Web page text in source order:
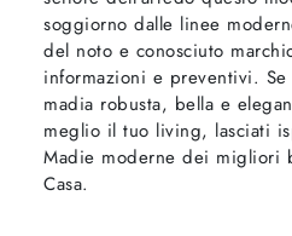
soggiorno dalle linee
del noto e conosciuto
informazioni e preventivi.
madia robusta, bella e
meglio il tuo living, lasciati
Madie moderne dei migliori
Casa.